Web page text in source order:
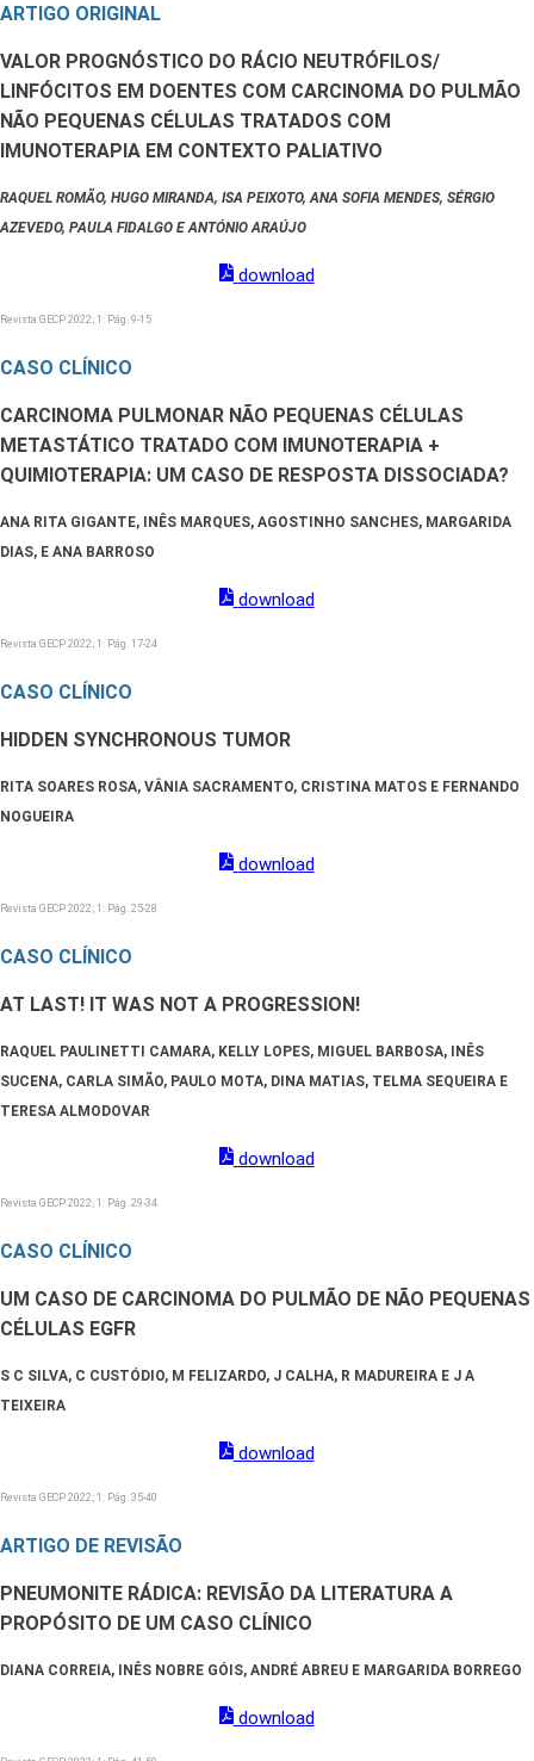
ARTIGO ORIGINAL
VALOR PROGNÓSTICO DO RÁCIO NEUTRÓFILOS/
LINFÓCITOS EM DOENTES COM CARCINOMA DO PULMÃO
NÃO PEQUENAS CÉLULAS TRATADOS COM
IMUNOTERAPIA EM CONTEXTO PALIATIVO
RAQUEL ROMÃO, HUGO MIRANDA, ISA PEIXOTO, ANA SOFIA MENDES, SÉRGIO
AZEVEDO, PAULA FIDALGO E ANTÓNIO ARAÚJO
download
Revista GECP 2022; 1: Pág. 9-15
CASO CLÍNICO
CARCINOMA PULMONAR NÃO PEQUENAS CÉLULAS
METASTÁTICO TRATADO COM IMUNOTERAPIA +
QUIMIOTERAPIA: UM CASO DE RESPOSTA DISSOCIADA?
ANA RITA GIGANTE, INÊS MARQUES, AGOSTINHO SANCHES, MARGARIDA
DIAS, E ANA BARROSO
download
Revista GECP 2022; 1: Pág. 17-24
CASO CLÍNICO
HIDDEN SYNCHRONOUS TUMOR
RITA SOARES ROSA, VÂNIA SACRAMENTO, CRISTINA MATOS E FERNANDO
NOGUEIRA
download
Revista GECP 2022; 1: Pág. 25-28
CASO CLÍNICO
AT LAST! IT WAS NOT A PROGRESSION!
RAQUEL PAULINETTI CAMARA, KELLY LOPES, MIGUEL BARBOSA, INÊS
SUCENA, CARLA SIMÃO, PAULO MOTA, DINA MATIAS, TELMA SEQUEIRA E
TERESA ALMODOVAR
download
Revista GECP 2022; 1: Pág. 29-34
CASO CLÍNICO
UM CASO DE CARCINOMA DO PULMÃO DE NÃO PEQUENAS
CÉLULAS EGFR
S C SILVA, C CUSTÓDIO, M FELIZARDO, J CALHA, R MADUREIRA E J A
TEIXEIRA
download
Revista GECP 2022; 1: Pág. 35-40
ARTIGO DE REVISÃO
PNEUMONITE RÁDICA: REVISÃO DA LITERATURA A
PROPÓSITO DE UM CASO CLÍNICO
DIANA CORREIA, INÊS NOBRE GÓIS, ANDRÉ ABREU E MARGARIDA BORREGO
download